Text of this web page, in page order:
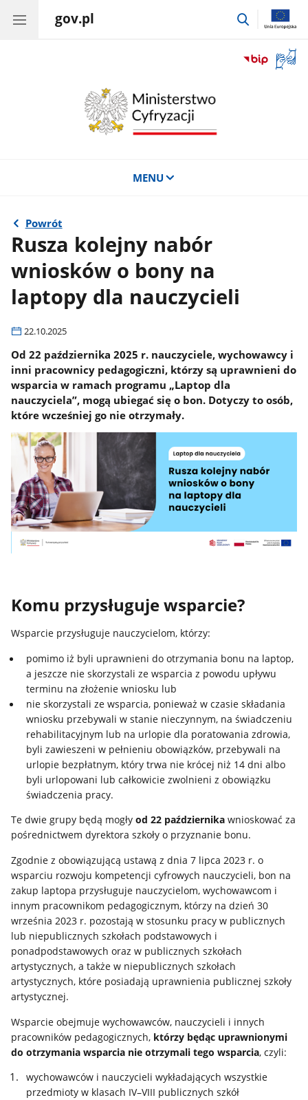
gov.pl
przejdź
okno
MENU
Powrót
Rusza kolejny nabór
wniosków o bony na
laptopy dla nauczycieli
22.10.2025
Od 22 października 2025 r. nauczyciele, wychowawcy i
inni pracownicy pedagogiczni, którzy są uprawnieni do
wsparcia w ramach programu „Laptop dla
nauczyciela”, mogą ubiegać się o bon. Dotyczy to osób,
które wcześniej go nie otrzymały.
Komu przysługuje wsparcie?
Wsparcie przysługuje nauczycielom, którzy:
pomimo iż byli uprawnieni do otrzymania bonu na laptop,
a jeszcze nie skorzystali ze wsparcia z powodu upływu
terminu na złożenie wniosku lub
nie skorzystali ze wsparcia, ponieważ w czasie składania
wniosku przebywali w stanie nieczynnym, na świadczeniu
rehabilitacyjnym lub na urlopie dla poratowania zdrowia,
byli zawieszeni w pełnieniu obowiązków, przebywali na
urlopie bezpłatnym, który trwa nie krócej niż 14 dni albo
byli urlopowani lub całkowicie zwolnieni z obowiązku
świadczenia pracy.
Te dwie grupy będą mogłyod 22 październikawnioskować za
pośrednictwem dyrektora szkoły o przyznanie bonu.
Zgodnie z obowiązującą ustawą z dnia 7 lipca 2023 r. o
wsparciu rozwoju kompetencji cyfrowych nauczycieli, bon na
zakup laptopa przysługuje nauczycielom, wychowawcom i
innym pracownikom pedagogicznym, którzy na dzień 30
września 2023 r. pozostają w stosunku pracy w publicznych
lub niepublicznych szkołach podstawowych i
ponadpodstawowych oraz w publicznych szkołach
artystycznych, a także w niepublicznych szkołach
artystycznych, które posiadają uprawnienia publicznej szkoły
artystycznej.
Wsparcie obejmuje wychowawców, nauczycieli i innych
pracowników pedagogicznych, którzy będąc uprawnionymi
do otrzymania wsparcia nie otrzymali tego wsparcia, czyli:
wychowawców i nauczycieli wykładających wszystkie
przedmioty w klasach IV–VIII publicznych szkół